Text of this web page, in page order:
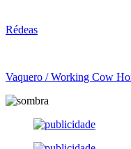
Rédeas
Vaquero / Working Cow